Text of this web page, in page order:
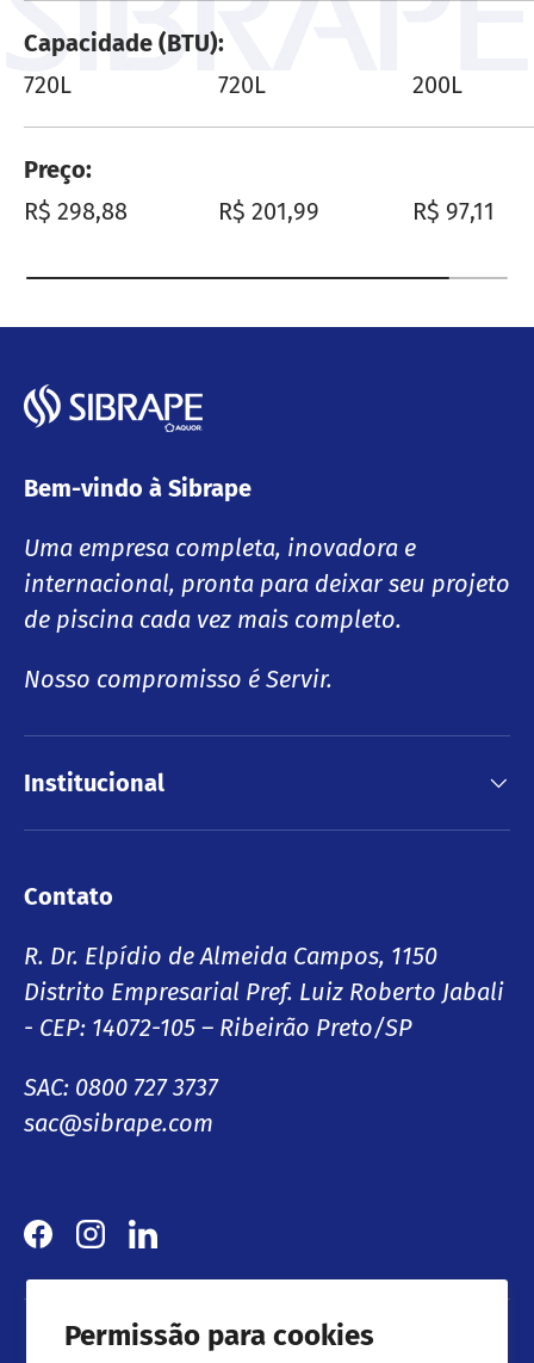
Permissão para cookies
Capacidade (BTU)
720L
720L 200L
Preço
Preço normal
R$ 298,88 Preço normal
R$ 201,99 Preço
R$ 97,11
Bem-vindo à Sibrape
Uma empresa completa, inovadora e
internacional, pronta para deixar seu projeto
de piscina cada vez mais completo.
Nosso compromisso é Servir.
Institucional
Contato
R. Dr. Elpídio de Almeida Campos, 1150
Distrito Empresarial Pref. Luiz Roberto Jabali
- CEP: 14072-105 – Ribeirão Preto/SP
SAC: 0800 727 3737
sac@sibrape.com
Facebook
InstagramLinkedIn